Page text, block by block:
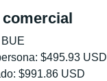
$495.93 USD
$991.86 USD